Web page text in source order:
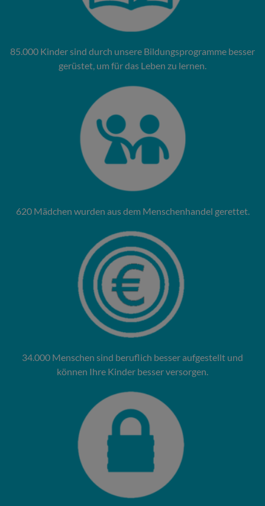
85.000 Kinder sind durch unsere Bildungsprogramme besser
gerüstet, um für das Leben zu lernen.
620 Mädchen wurden aus dem Menschenhandel gerettet.
34.000 Menschen sind beruflich besser aufgestellt und
können Ihre Kinder besser versorgen.